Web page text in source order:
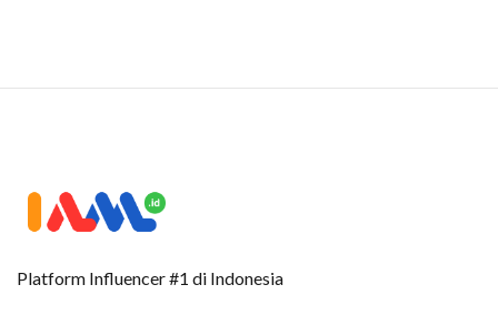
Platform Influencer #1 di Indonesia